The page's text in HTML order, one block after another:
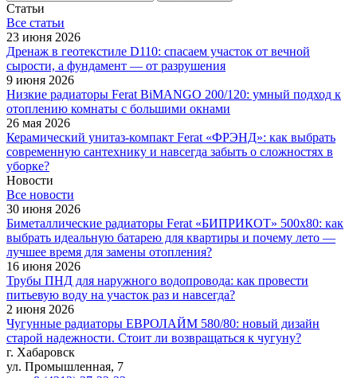
Статьи
Все cтатьи
23 июня 2026
Дренаж в геотекстиле D110: спасаем участок от вечной
сырости, а фундамент — от разрушения
9 июня 2026
Низкие радиаторы Ferat BiMANGO 200/120: умный подход к
отоплению комнаты с большими окнами
26 мая 2026
Керамический унитаз-компакт Ferat «ФРЭНД»: как выбрать
современную сантехнику и навсегда забыть о сложностях в
уборке?
Новости
Все новости
30 июня 2026
Биметаллические радиаторы Ferat «БИПРИКОТ» 500x80: как
выбрать идеальную батарею для квартиры и почему лето —
лучшее время для замены отопления?
16 июня 2026
Трубы ПНД для наружного водопровода: как провести
питьевую воду на участок раз и навсегда?
2 июня 2026
Чугунные радиаторы ЕВРОЛАЙМ 580/80: новый дизайн
старой надежности. Стоит ли возвращаться к чугуну?
г. Хабаровск
ул. Промышленная, 7